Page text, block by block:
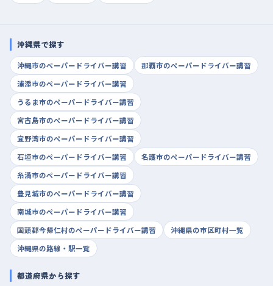
沖縄県で探す
沖縄市のペーパードライバー講習
那覇市のペーパードライバー講習
浦添市のペーパードライバー講習
うるま市のペーパードライバー講習
宮古島市のペーパードライバー講習
宜野湾市のペーパードライバー講習
石垣市のペーパードライバー講習
名護市のペーパードライバー講習
糸満市のペーパードライバー講習
豊見城市のペーパードライバー講習
南城市のペーパードライバー講習
国頭郡今帰仁村のペーパードライバー講習
沖縄県の市区町村一覧
沖縄県の路線・駅一覧
都道府県から探す